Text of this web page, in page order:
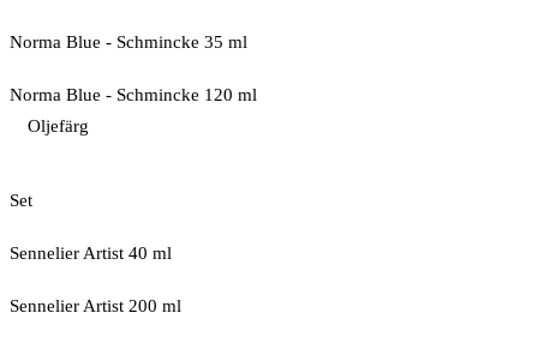
Norma Blue - Schmincke 35 ml
Norma Blue - Schmincke 120 ml
Oljefärg
Set
Sennelier Artist 40 ml
Sennelier Artist 200 ml